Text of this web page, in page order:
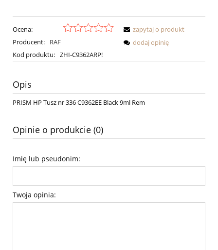
Ocena:
Producent:
RAF
Kod produktu: ZHI-C9362ARP!
zapytaj o produkt
dodaj opinię
Opis
PRISM HP Tusz nr 336 C9362EE Black 9ml Rem
Opinie o produkcie (0)
Imię lub pseudonim:
Twoja opinia: